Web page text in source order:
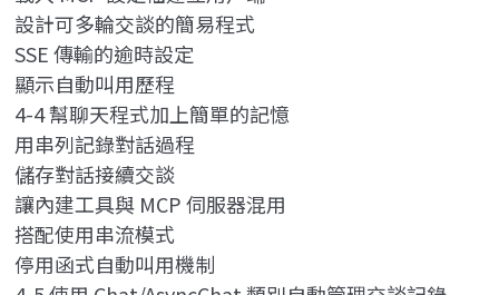
設計可多輪交談的簡易程式
SSE 傳輸的逾時設定
顯示自動叫用歷程
4-4 幫聊天程式加上簡單的記憶
用串列記錄對話過程
儲存對話接續交談
讓內建工具與 MCP 伺服器混用
搭配使用串流模式
停用函式自動叫用機制